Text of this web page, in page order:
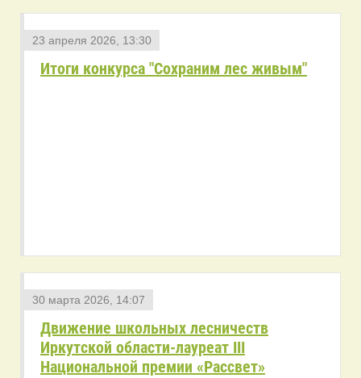
23 апреля 2026, 13:30
Итоги конкурса "Сохраним лес живым"
30 марта 2026, 14:07
Движение школьных лесничеств
Иркутской области-лауреат III
Национальной премии «Рассвет»